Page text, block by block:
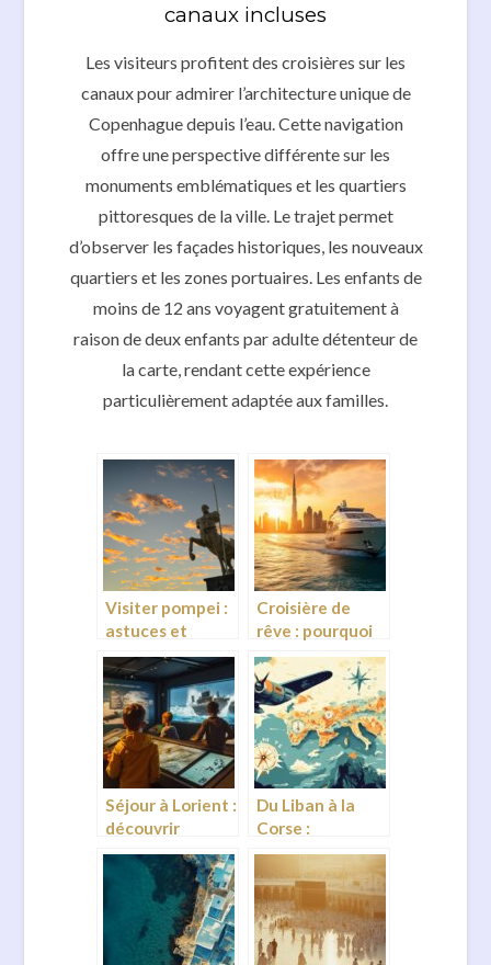
canaux incluses
Les visiteurs profitent des croisières sur les
canaux pour admirer l’architecture unique de
Copenhague depuis l’eau. Cette navigation
offre une perspective différente sur les
monuments emblématiques et les quartiers
pittoresques de la ville. Le trajet permet
d’observer les façades historiques, les nouveaux
quartiers et les zones portuaires. Les enfants de
moins de 12 ans voyagent gratuitement à
raison de deux enfants par adulte détenteur de
la carte, rendant cette expérience
particulièrement adaptée aux familles.
Visiter pompei :
astuces et
parcours pour
decouvrir les
sites
incontournables
Croisière de
rêve : pourquoi
louer un yacht à
Dubaï pour vos
vacances
Séjour à Lorient :
découvrir
l’univers des
sous-mariniers
dans un musée
interactif
Du Liban à la
Corse :
Comment gérer
le décalage
horaire entre
ces deux joyaux
de la